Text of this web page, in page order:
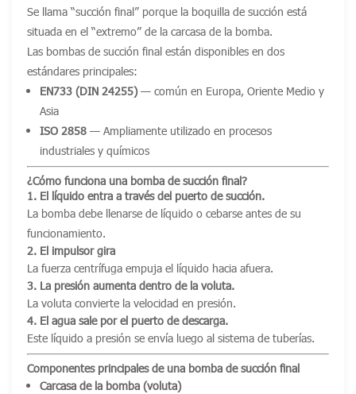
Se llama“succión final” porque la boquilla de succión está
situada en el “extremo” de la carcasa de la bomba.
Las bombas de succión final están disponibles en dos
estándares principales:
EN733 (DIN 24255)— común en Europa, Oriente Medio y
Asia
ISO 2858 — Ampliamente utilizado en procesos
industriales y químicos
¿Cómo funciona una bomba de succión final?
1. El líquido entra a través del puerto de succión.
La bomba debe llenarse de líquido o cebarse antes de su
funcionamiento.
2. El impulsor gira
La fuerza centrífuga empuja el líquido hacia afuera.
3. La presión aumenta dentro de la voluta.
La voluta convierte la velocidad en presión.
4. El agua sale por el puerto de descarga.
Este líquido a presión se envía luego al sistema de tuberías.
Componentes principales de una bomba de succión final
Carcasa de la bomba (voluta)